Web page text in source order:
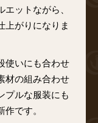
ットながら、
上がりになりま
使いにも合わせ
材の組み合わせ
プルな服装にも
です。